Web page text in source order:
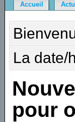
Accueil
La date/
pour